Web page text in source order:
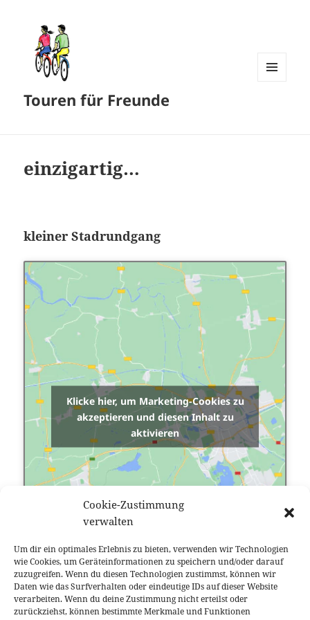
Cookie-Zustimmung
verwalten
Um dir ein optimales Erlebnis zu bieten, verwenden wir Technologien
wie Cookies, um Geräteinformationen zu speichern und/oder darauf
zuzugreifen. Wenn du diesen Technologien zustimmst, können wir
Daten wie das Surfverhalten oder eindeutige IDs auf dieser Website
verarbeiten. Wenn du deine Zustimmung nicht erteilst oder
zurückziehst, können bestimmte Merkmale und Funktionen
Touren für Freunde
einzigartig…
kleiner Stadrundgang
Klicke hier, um Marketing-Cookies zu
akzeptieren und diesen Inhalt zu
aktivieren
Datei herunterladen